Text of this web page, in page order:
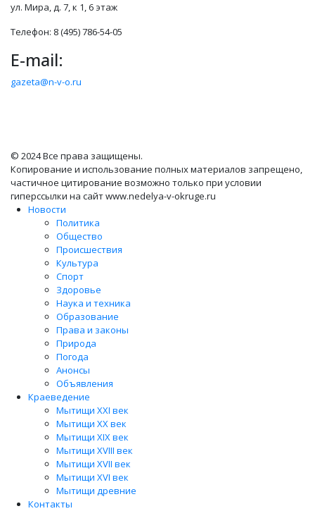
ул. Мира, д. 7, к 1, 6 этаж
Телефон: 8 (495) 786-54-05
E-mail:
gazeta@n-v-o.ru
© 2024 Все права защищены.
Копирование и использование полных материалов запрещено,
частичное цитирование возможно только при условии
гиперссылки на сайт www.nedelya-v-okruge.ru
Новости
Политика
Общество
Происшествия
Культура
Спорт
Здоровье
Наука и техника
Образование
Права и законы
Природа
Погода
Анонсы
Объявления
Краеведение
Мытищи XXI век
Мытищи XX век
Мытищи XIX век
Мытищи XVIII век
Мытищи XVII век
Мытищи XVI век
Мытищи древние
Контакты